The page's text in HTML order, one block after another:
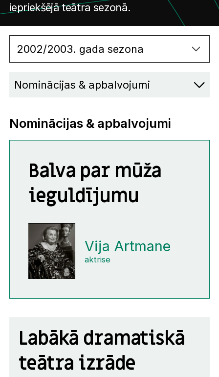
iepriekšējā teātra sezonā.
2002/2003. gada sezona
Nominācijas & apbalvojumi
Nominācijas & apbalvojumi
Balva par mūža
ieguldījumu
Vija Artmane
aktrise
Labākā dramatiskā
teātra izrāde